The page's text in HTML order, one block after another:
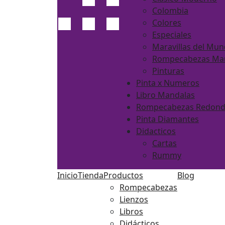
Colombia
Colores
Especiales
Maravillas del
Rompecabezas
Pinturas
Pinta x Numeros
Libro Mandalas
Rompecabezas
Pinta Diamantes
Didacticos
Cartas
Rummy
InicioTiendaProductos
Rompecabezas
Lienzos
Libros
Blog